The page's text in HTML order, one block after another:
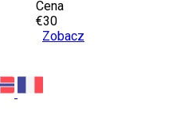
Cena
€30
Zobacz